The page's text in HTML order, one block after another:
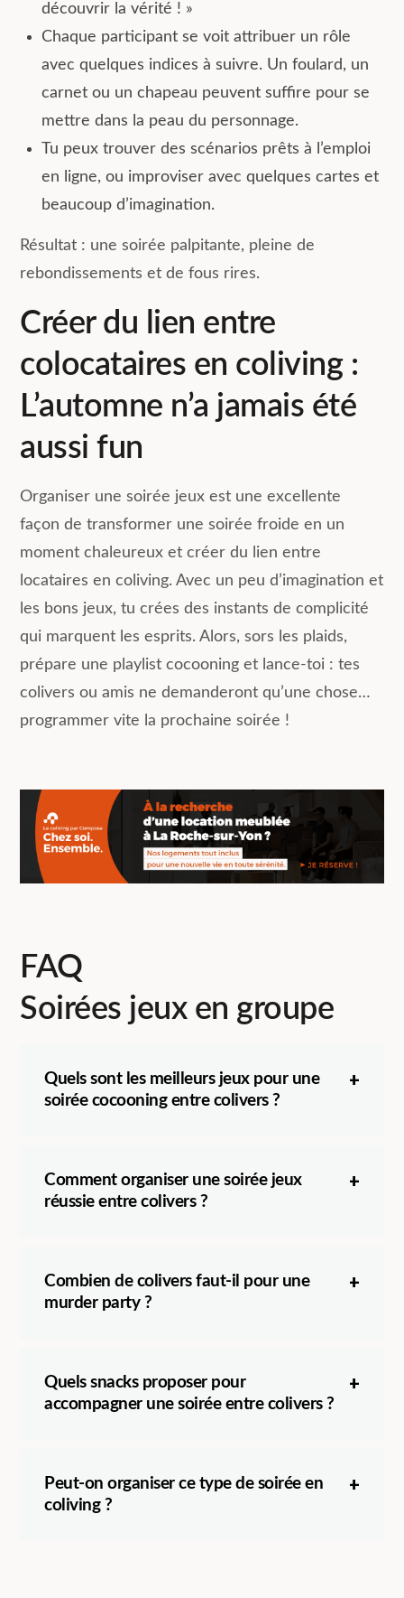
découvrir la vérité ! »
Chaque participant se voit attribuer un rôle
avec quelques indices à suivre. Un foulard, un
carnet ou un chapeau peuvent suffire pour se
mettre dans la peau du personnage.
Tu peux trouver des scénarios prêts à l’emploi
en ligne, ou improviser avec quelques cartes et
beaucoup d’imagination.
Résultat : une soirée palpitante, pleine de
rebondissements et de fous rires.
Créer du lien entre
colocataires en coliving :
L’automne n’a jamais été
aussi fun
Organiser une soirée jeux est une excellente
façon de transformer une soirée froide en un
moment chaleureux et créer du lien entre
locataires en coliving. Avec un peu d’imagination et
les bons jeux, tu crées des instants de complicité
qui marquent les esprits. Alors, sors les plaids,
prépare une playlist cocooning et lance-toi : tes
colivers ou amis ne demanderont qu’une chose…
programmer vite la prochaine soirée !
FAQ
Soirées jeux en groupe
Quels sont les meilleurs jeux pour une
soirée cocooning entre colivers ?
Comment organiser une soirée jeux
réussie entre colivers ?
Combien de colivers faut-il pour une
murder party ?
Quels snacks proposer pour
accompagner une soirée entre colivers ?
Peut-on organiser ce type de soirée en
coliving ?